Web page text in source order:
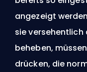
angezeigt
sie versehentlich
beheben,
drücken, die